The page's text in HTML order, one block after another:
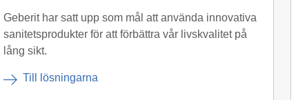
Geberit har satt upp som mål att använda innovativa
sanitetsprodukter för att förbättra vår livskvalitet på
lång sikt.
Till lösningarna